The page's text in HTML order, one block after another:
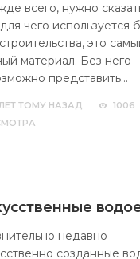
всего, нужно
чего используется
это
материал. Без него
представить…
ТОМУ НАЗАД
1006
недавно
созданные